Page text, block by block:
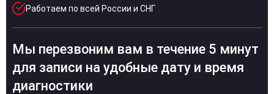
Работаем по всей России и СНГ
Мы перезвоним вам в течение 5 минут
для записи на удобные дату и время
диагностики